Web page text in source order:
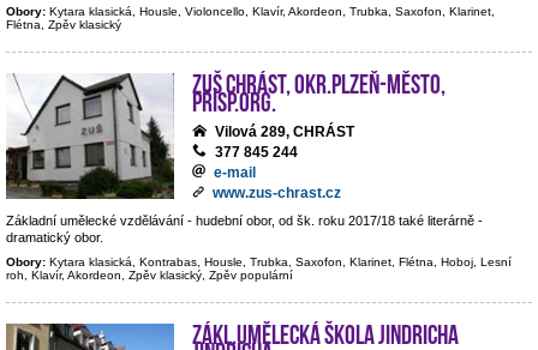
Obory: Kytara klasická, Housle, Violoncello, Klavír, Akordeon, Trubka, Saxofon, Klarinet,
Flétna, Zpěv klasický
ZUŠ Chrást, okr.Plzeň-město,
přísp.org.
Vilová 289, CHRÁST
377 845 244
e-mail
www.zus-chrast.cz
Základní umělecké vzdělávání - hudební obor, od šk. roku 2017/18 také literárně -
dramatický obor.
Obory: Kytara klasická, Kontrabas, Housle, Trubka, Saxofon, Klarinet, Flétna, Hoboj, Lesní
roh, Klavír, Akordeon, Zpěv klasický, Zpěv populární
Zákl.umělecká škola Jindricha